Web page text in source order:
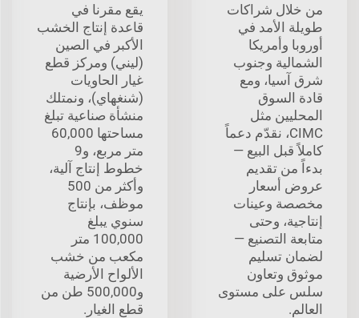
من خلال شراكات
طويلة الأمد في
أوروبا وأمريكا
الشمالية وجنوب
شرق آسيا، ومع
قادة السوق
المحليين مثل
CIMC، نقدّم دعماً
كاملاً قبل البيع —
بدءاً من تقديم
عروض أسعار
مخصصة وعينات
إنتاجية، وحتى
متابعة التصنيع —
لضمان تسليم
موثوق وتعاون
سلس على مستوى
العالم.
يقع مقرنا في
قاعدة إنتاج الخشب
الأكبر في الصين
(ليني) ومركز قطع
غيار الحاويات
(شنغهاي)، ونمتلك
منشأة صناعية تبلغ
مساحتها 60,000
متر مربع، و9
خطوط إنتاج آلية،
وأكثر من 500
موظف، بإنتاج
سنوي يبلغ
100,000 متر
مكعب من خشب
الألواح الأرضية
و500,000 طن من
قطع الغيار.